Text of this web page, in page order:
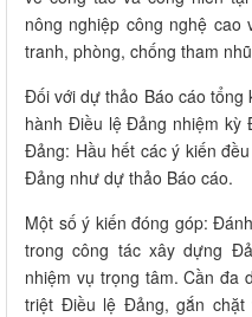
nông nghiệp công nghệ
tranh, phòng, chống tham
Đối với dự thảo Báo cáo
hành Điều lệ Đảng nhiệm kỳ
Đảng: Hầu hết các ý kiến
Đảng như dự thảo Báo cáo.
Một số ý kiến đóng góp:
trong công tác xây dựng
nhiệm vụ trọng tâm. Cần đa
triệt Điều lệ Đảng, gắn